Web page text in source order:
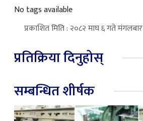
No tags available
प्रकाशित मिति : २०८२ माघ ६ गते मंगलबार
प्रतिक्रिया दिनुहोस्
सम्बन्धित शीर्षक